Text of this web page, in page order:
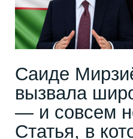
Саиде
вызвала
— и совсем
Статья, в